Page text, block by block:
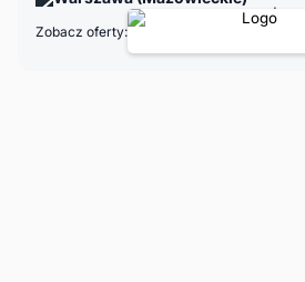
Zobacz oferty: